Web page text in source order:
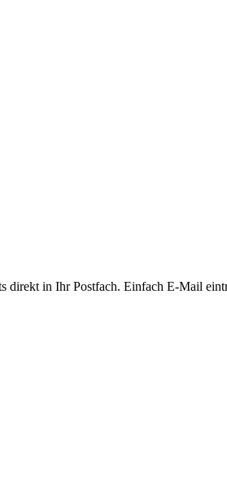
in Ihr Postfach. Einfach E-Mail